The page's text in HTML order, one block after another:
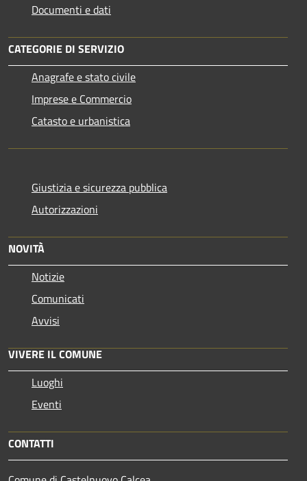
Documenti e dati
CATEGORIE DI SERVIZIO
Anagrafe e stato civile
Imprese e Commercio
Catasto e urbanistica
Giustizia e sicurezza pubblica
Autorizzazioni
NOVITÀ
Notizie
Comunicati
Avvisi
VIVERE IL COMUNE
Luoghi
Eventi
CONTATTI